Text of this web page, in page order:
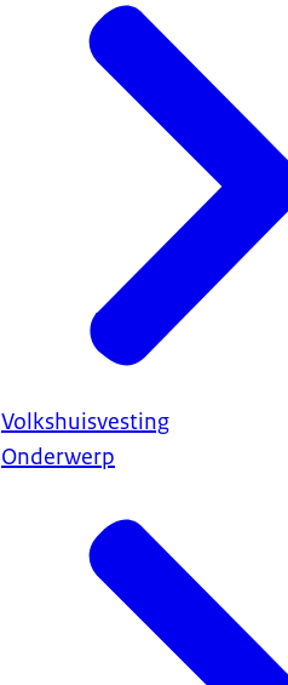
Volkshuisvesting
Onderwerp